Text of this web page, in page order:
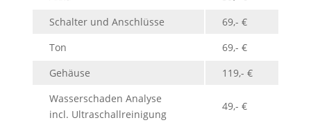
Schalter und Anschlüsse
69,- €
Ton
69,- €
Gehäuse
119,- €
Wasserschaden Analyse
incl. Ultraschallreinigung
49,- €